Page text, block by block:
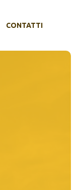
CONTATTI